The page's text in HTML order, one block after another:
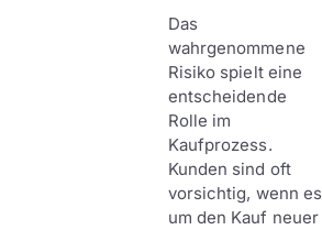
Das
wahrgenommene
Risiko spielt eine
entscheidende
Rolle im
Kaufprozess.
Kunden sind oft
vorsichtig, wenn es
um den Kauf neuer